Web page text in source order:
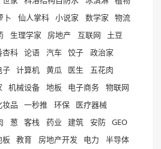
卜 仙人掌科 小说家 数学家
物流
生理学家 房地产 互联网
土豆
杏科 论语 汽车 饺子
政治家
子 计算机 黄瓜 医生
五花肉
机械设备 地板 电子商务
物联网
妆品 一秒推 环保
医疗器械
葱 客栈 药业 建筑 安防 GEO
板 教育 房地产开发 电力
半导体